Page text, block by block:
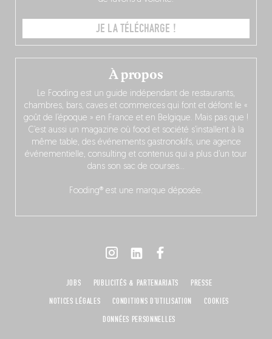
À propos
Le Fooding est un guide indépendant de restaurants,
chambres, bars, caves et commerces qui font et défont le «
goût de l’époque » en France et en Belgique. Mais pas que !
C’est aussi un magazine où food et société s’installent à la
même table, des événements gastronokifs, une agence
événementielle, consulting et contenus qui a plus d’un tour
dans son sac de courses…
Fooding® est une marque déposée.
JE LA TÉLÉCHARGE !
JOBS PUBLICITÉS & PARTENARIATS
PRESSE
NOTICES LÉGALES
CONDITIONS D'UTILISATION
COOKIES
DONNÉES PERSONNELLES